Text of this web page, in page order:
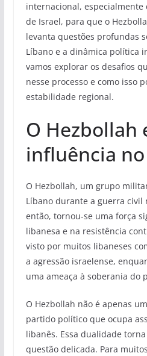
internacional, especialmente
de Israel, para que o
levanta questões profundas
Líbano e a dinâmica política
vamos explorar os desafios
nesse processo e como isso
estabilidade regional.
O Hezbollah
influência
O Hezbollah, um grupo
Líbano durante a guerra civil
então, tornou-se uma força
libanesa e na resistência
visto por muitos libaneses
a agressão israelense,
uma ameaça à soberania do
O Hezbollah não é apenas
partido político que ocupa
libanês. Essa dualidade
questão delicada. Para